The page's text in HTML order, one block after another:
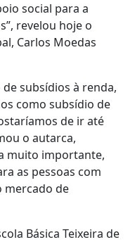
social para a
revelou hoje o
Carlos Moedas
subsídios à renda,
como subsídio de
de ir até
o autarca,
muito importante,
as pessoas com
mercado de
Básica Teixeira de